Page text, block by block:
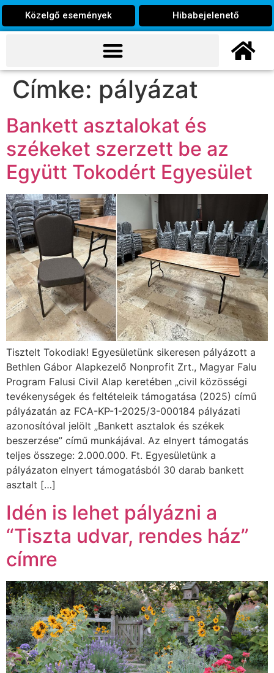
Közelgő események Hibabejelenető
Címke: pályázat
Bankett asztalokat és
székeket szerzett be az
Együtt Tokodért Egyesület
Tisztelt Tokodiak! Egyesületünk sikeresen pályázott a
Bethlen Gábor Alapkezelő Nonprofit Zrt., Magyar Falu
Program Falusi Civil Alap keretében „civil közösségi
tevékenységek és feltételeik támogatása (2025) című
pályázatán az FCA-KP-1-2025/3-000184 pályázati
azonosítóval jelölt „Bankett asztalok és székek
beszerzése” című munkájával. Az elnyert támogatás
teljes összege: 2.000.000. Ft. Egyesületünk a
pályázaton elnyert támogatásból 30 darab bankett
asztalt […]
Idén is lehet pályázni a
“Tiszta udvar, rendes ház”
címre